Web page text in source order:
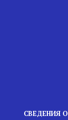
СВЕДЕНИЯ